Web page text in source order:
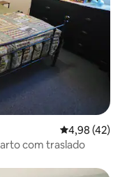
4,98 de uma
4,98 (42)
com traslado